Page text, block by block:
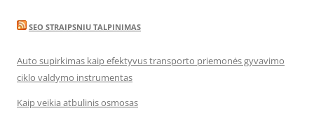
SEO STRAIPSNIU TALPINIMAS
Auto supirkimas kaip efektyvus transporto priemonės gyvavimo
ciklo valdymo instrumentas
Kaip veikia atbulinis osmosas